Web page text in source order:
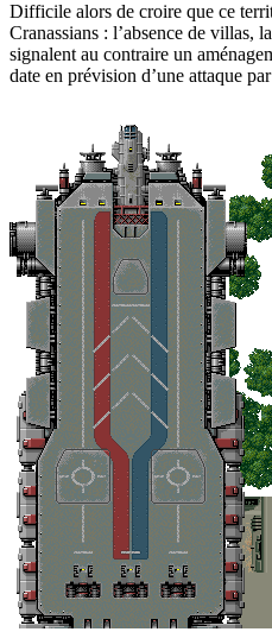
Difficile alors de croire que ce
Cranassians : l’absence de villas,
signalent au contraire un
date en prévision d’une attaque